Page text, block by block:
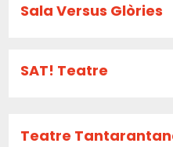
Sala Versus Glòries
SAT! Teatre
Teatre